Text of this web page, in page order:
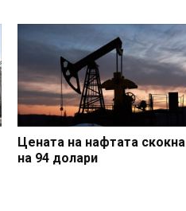
Цената на нафтата скокна
на 94 долари